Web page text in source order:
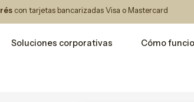
con tarjetas bancarizadas Visa o Mastercard
Soluciones corporativas Cómo